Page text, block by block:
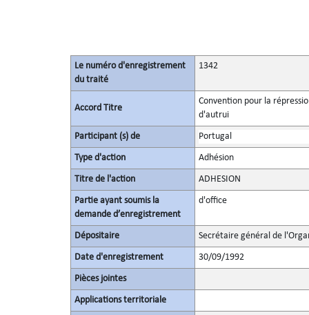
Le numéro d'enregistrement
du traité
1342
Accord Titre
Convention pour la
d'autrui
Participant (s) de Portugal
Type d'action Adhésion
Titre de l'action ADHESION
Partie ayant soumis la
demande d’enregistrement
d'office
Dépositaire Secrétaire général de
Date d'enregistrement 30/09/1992
Pièces jointes
Applications territoriale